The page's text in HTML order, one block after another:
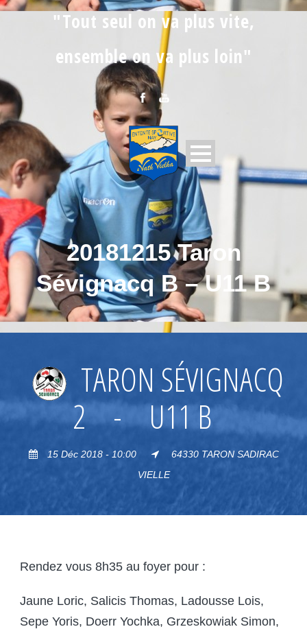
"Tout seul on va plus vite,
ensemble on va plus loin"
20181215 Taron
Sévignacq B – U11 B
TARON SÉVIGNACQ
2
- U11 B
15 Déc 2018 - 10:00
64330 TARON SADIRAC
VIELLE
Rendez vous 8h35 au foyer pour :
Jaune Loric, Salicis Thomas, Ladousse Lois,
Sepe Yoris, Doerr Yochka, Grzeskowiak Simon,